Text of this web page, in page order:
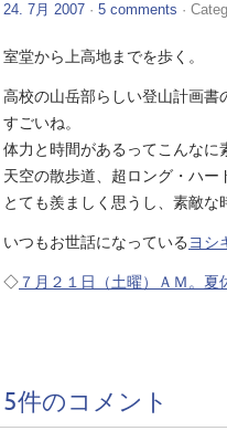
24. 7月 2007 · 5 comments ·
室堂から上高地までを歩く。
高校の山岳部らしい登山計画書
すごいね。
体力と時間があるってこんなに
天空の散歩道、超ロング・ハー
とても羨ましく思うし、素敵な
いつもお世話になっている ヨシ
◇ ７月２１日（土曜）ＡＭ。夏
5件のコメント